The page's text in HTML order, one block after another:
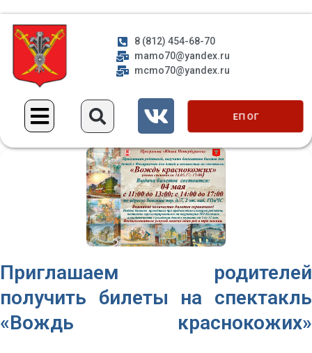
8 (812) 454-68-70
mamo70@yandex.ru
mcmo70@yandex.ru
ЕП ОГ
Приглашаем родителей
получить билеты на спектакль
«Вождь краснокожих»